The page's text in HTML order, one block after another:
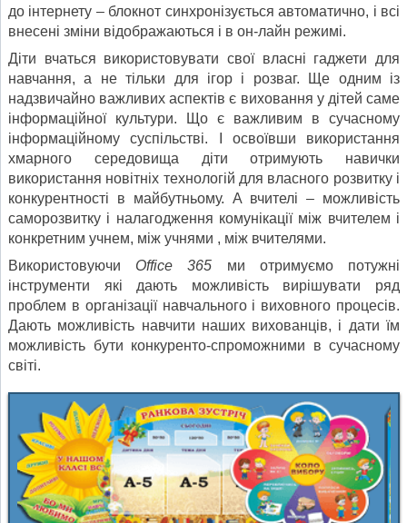
до інтернету – блокнот синхронізується автоматично, і всі
внесені зміни відображаються і в он-лайн режимі.
Діти вчаться використовувати свої власні гаджети для
навчання, а не тільки для ігор і розваг. Ще одним із
надзвичайно важливих аспектів є виховання у дітей саме
інформаційної культури. Що є важливим в сучасному
інформаційному суспільстві. І освоївши використання
хмарного середовища діти отримують навички
використання новітніх технологій для власного розвитку і
конкурентності в майбутньому. А вчителі – можливість
саморозвитку і налагодження комунікації між вчителем і
конкретним учнем, між учнями , між вчителями.
Використовуючи Office 365 ми отримуємо потужні
інструменти які дають можливість вирішувати ряд
проблем в організації навчального і виховного процесів.
Дають можливість навчити наших вихованців, і дати їм
можливість бути конкуренто-спроможними в сучасному
світі.